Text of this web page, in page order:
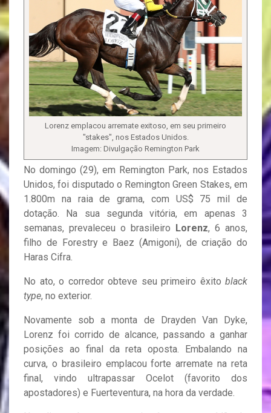
Lorenz emplacou arremate exitoso, em seu primeiro
"stakes", nos Estados Unidos.
Imagem: Divulgação Remington Park
No domingo (29), em Remington Park, nos Estados
Unidos, foi disputado o Remington Green Stakes, em
1.800m na raia de grama, com US$ 75 mil de
dotação. Na sua segunda vitória, em apenas 3
semanas, prevaleceu o brasileiro Lorenz, 6 anos,
filho de Forestry e Baez (Amigoni), de criação do
Haras Cifra.
No ato, o corredor obteve seu primeiro êxito black
type, no exterior.
Novamente sob a monta de Drayden Van Dyke,
Lorenz foi corrido de alcance, passando a ganhar
posições ao final da reta oposta. Embalando na
curva, o brasileiro emplacou forte arremate na reta
final, vindo ultrapassar Ocelot (favorito dos
apostadores) e Fuerteventura, na hora da verdade.